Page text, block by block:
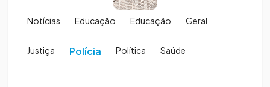
Notícias Educação Educação Geral
Justiça Polícia Política Saúde